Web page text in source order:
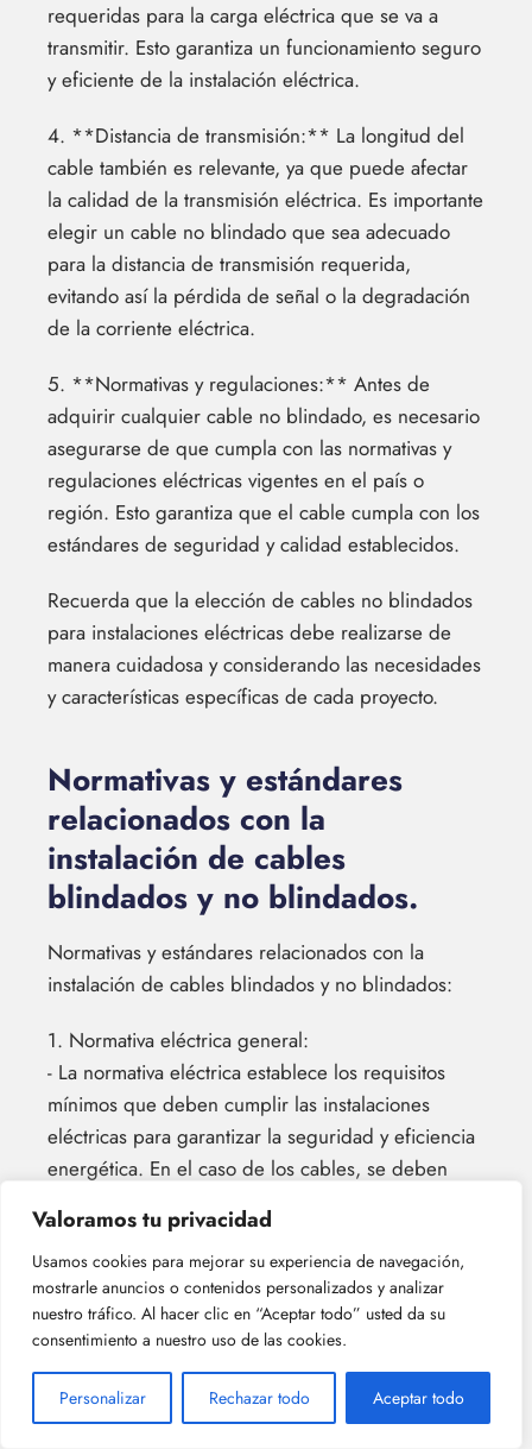
Valoramos tu privacidad
Usamos cookies para mejorar su experiencia de navegación,
mostrarle anuncios o contenidos personalizados y analizar
nuestro tráfico. Al hacer clic en “Aceptar todo” usted da su
consentimiento a nuestro uso de las cookies.
Personalizar Rechazar todo Aceptar todo
requeridas para la carga eléctrica que se va a
transmitir. Esto garantiza un funcionamiento seguro
y eficiente de la instalación eléctrica.
4. **Distancia de transmisión:** La longitud del
cable también es relevante, ya que puede afectar
la calidad de la transmisión eléctrica. Es importante
elegir un cable no blindado que sea adecuado
para la distancia de transmisión requerida,
evitando así la pérdida de señal o la degradación
de la corriente eléctrica.
5. **Normativas y regulaciones:** Antes de
adquirir cualquier cable no blindado, es necesario
asegurarse de que cumpla con las normativas y
regulaciones eléctricas vigentes en el país o
región. Esto garantiza que el cable cumpla con los
estándares de seguridad y calidad establecidos.
Recuerda que la elección de cables no blindados
para instalaciones eléctricas debe realizarse de
manera cuidadosa y considerando las necesidades
y características específicas de cada proyecto.
Normativas y estándares
relacionados con la
instalación de cables
blindados y no blindados.
Normativas y estándares relacionados con la
instalación de cables blindados y no blindados:
1. Normativa eléctrica general:
- La normativa eléctrica establece los requisitos
mínimos que deben cumplir las instalaciones
eléctricas para garantizar la seguridad y eficiencia
energética. En el caso de los cables, se deben
2. Normas de cables blindados:
- La norma IEC 60502-1 especifica los requisitos
generales para cables de energía aislados en
voltajes nominales superiores a 1 kV. Esta norma
incluye los criterios para cables blindados, que
ofrecen protección adicional contra interferencias